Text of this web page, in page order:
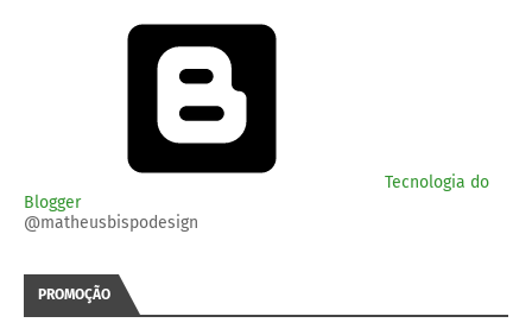
Tecnologia do
Blogger
@matheusbispodesign
PROMOÇÃO